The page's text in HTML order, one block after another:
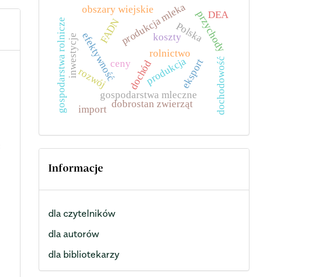
rolnictwo
efektywność
produkcja mleka
gospodarstwa mleczne
obszary wiejskie
Polska
inwestycje ceny
FADN koszty
dochódprodukcja
przychody
eksport
gospodarstwa rolnicze dobrostan zwierząt
rozwój dochodowość
DEA
import
Informacje
dla czytelników
dla autorów
dla bibliotekarzy